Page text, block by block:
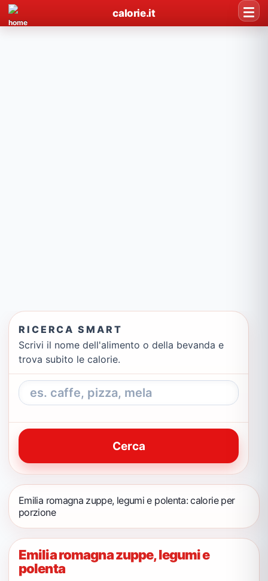
calorie.it
RICERCA SMART
Scrivi il nome dell'alimento o della bevanda e
trova subito le calorie.
Cerca
Emilia romagna zuppe, legumi e polenta: calorie per
porzione
Emilia romagna zuppe, legumi e
polenta